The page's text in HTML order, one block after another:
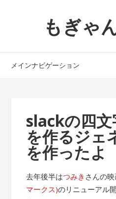
ョ
へ
もぎゃ
メインナビゲーション
slackの四
を作るジェ
を作ったよ
去年後半はつみき さんの映
マークス)のリニューアル